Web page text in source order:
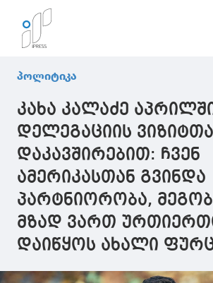
პოლიტიკა
კახა კალაძე
დელეგაციის
დაკავშირებით: ჩვენ
ამერიკასთან გვინდა
პარტნიორობა,
მზად ვართ
დაიწყოს ახალი